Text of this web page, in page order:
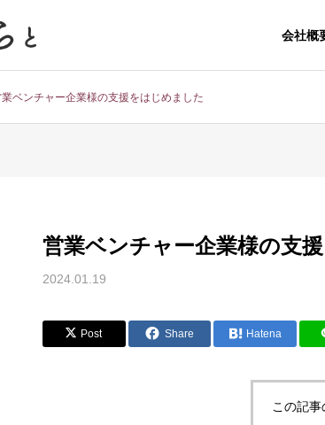
会社概
ベンチャー企業様の支援をはじめました
営業ベンチャー企業様の支
2024.01.19
Post Share Hatena
この記